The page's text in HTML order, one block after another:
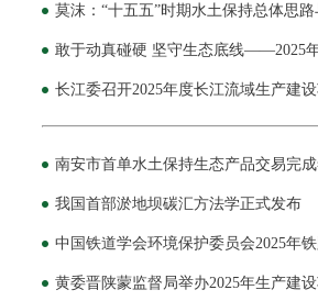
莫沫：“十五五”时期水土保持总体思
敢于动真碰硬 坚守生态底线——2025
长江委召开2025年度长江流域生产建
南安市首单水土保持生态产品交易完
我国首部淤地坝碳汇方法学正式发布
中国铁道学会环境保护委员会2025年
黄委晋陕蒙监督局举办2025年生产建